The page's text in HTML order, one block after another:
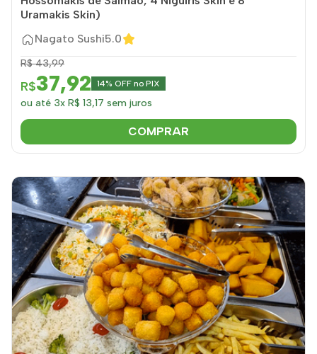
Uramakis Skin)
Nagato Sushi5.0
R$ 43,99
R$37,92 14% OFF no PIX
ou até 3x R$ 13,17 sem juros
COMPRAR